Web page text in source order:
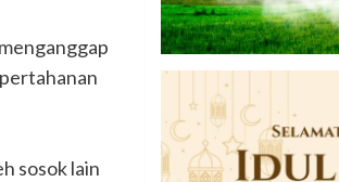
sosok lain